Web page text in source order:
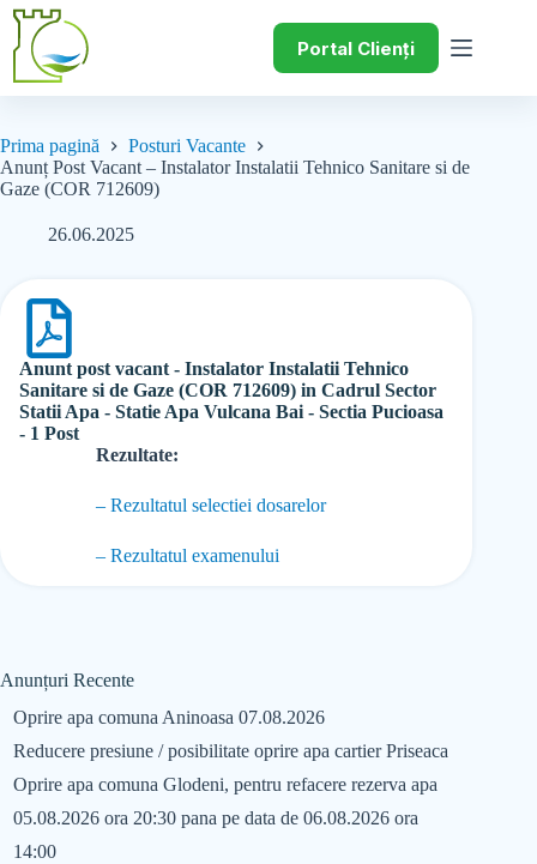
Portal Clienți
Prima pagină
Posturi Vacante
Anunț Post Vacant – Instalator Instalatii Tehnico Sanitare si de
Gaze (COR 712609)
26.06.2025
Anunt post vacant - Instalator Instalatii Tehnico
Sanitare si de Gaze (COR 712609) in Cadrul Sector
Statii Apa - Statie Apa Vulcana Bai - Sectia Pucioasa
- 1 Post
Rezultate:
– Rezultatul selectiei dosarelor
– Rezultatul examenului
Anunțuri Recente
Oprire apa comuna Aninoasa 07.08.2026
Reducere presiune / posibilitate oprire apa cartier Priseaca
Oprire apa comuna Glodeni, pentru refacere rezerva apa
05.08.2026 ora 20:30 pana pe data de 06.08.2026 ora
14:00